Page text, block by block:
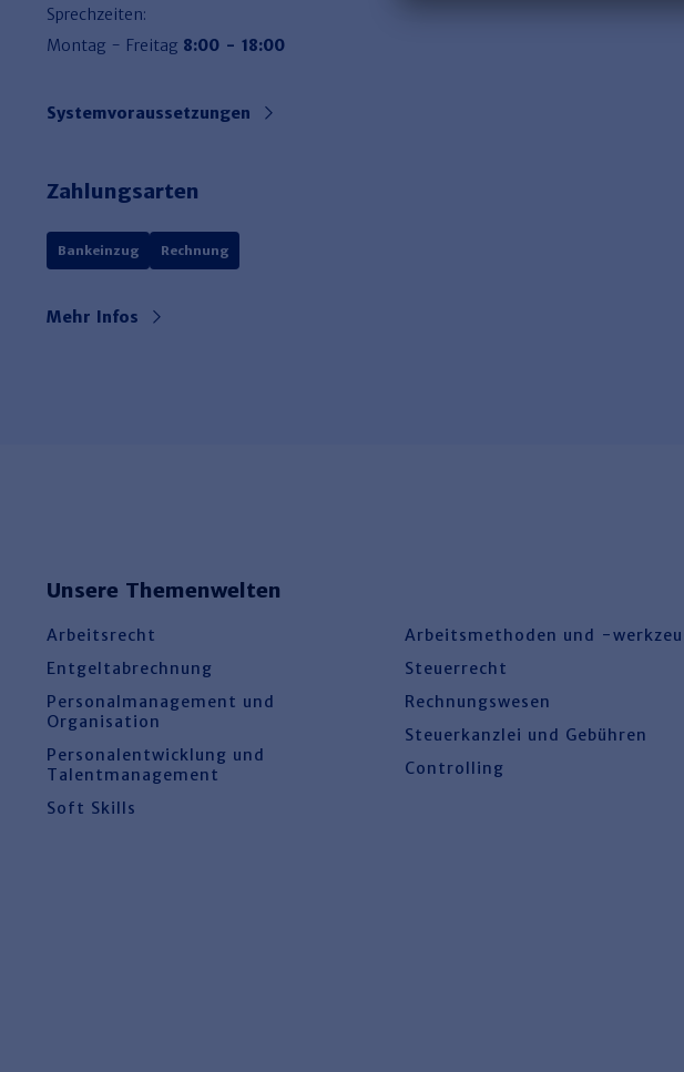
Sprechzeiten:
Montag - Freitag 8:00 - 18:00
Systemvoraussetzungen
Zahlungsarten
Bankeinzug Rechnung
Mehr Infos
Unsere Themenwelten
Arbeitsrecht
Entgeltabrechnung
Personalmanagement und
Organisation
Personalentwicklung und
Talentmanagement
Soft Skills
Arbeitsmethoden und -
Steuerrecht
Rechnungswesen
Steuerkanzlei und Gebühren
Controlling